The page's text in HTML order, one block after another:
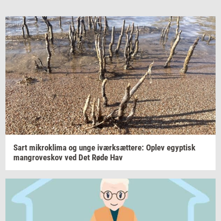
Sart mi­krokli­ma og unge iværk­sæt­te­re: Oplev egyp­tisk
man­grove­skov ved Det Røde Hav